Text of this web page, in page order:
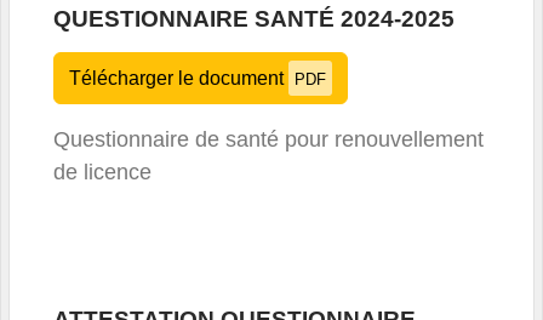
QUESTIONNAIRE SANTÉ 2024-2025
Télécharger le document PDF
Questionnaire de santé pour renouvellement
de licence